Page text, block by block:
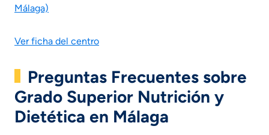
Málaga)
Ver ficha del centro
Preguntas Frecuentes sobre
Grado Superior Nutrición y
Dietética en Málaga